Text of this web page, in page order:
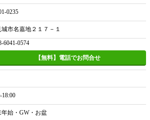
0235
城市名嘉地２１７－１
6041-0574
【無料】電話でお問合せ
18:00
年始・GW・お盆